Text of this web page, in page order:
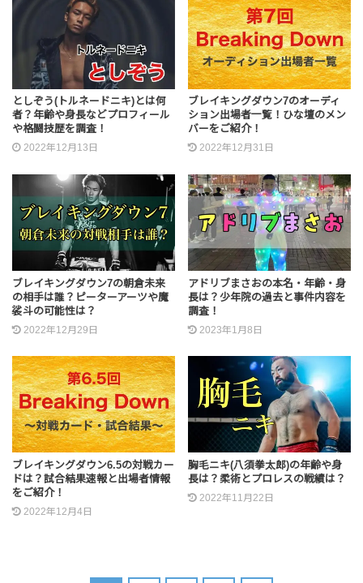
としぞう(トルネードニキ)とは何
者？年齢や身長などプロフィール
や格闘技歴を調査！
2022年12月13日
ブレイキングダウン7のオーディ
ション出場者一覧！ひな壇のメン
バーをご紹介！
2022年12月31日
ブレイキングダウン7の朝倉未来
の相手は誰？ピーターアーツや魔
裟斗の可能性は？
2022年12月29日
アドリブまさおの本名・年齢・身
長は？少年院の過去と事件内容を
調査！
2023年1月8日
ブレイキングダウン6.5の対戦カー
ドは？試合結果速報と出場者情報
をご紹介！
2022年12月4日
胸毛ニキ(八須拳太郎)の年齢や身
長は？柔術とプロレスの戦績は？
2022年11月22日